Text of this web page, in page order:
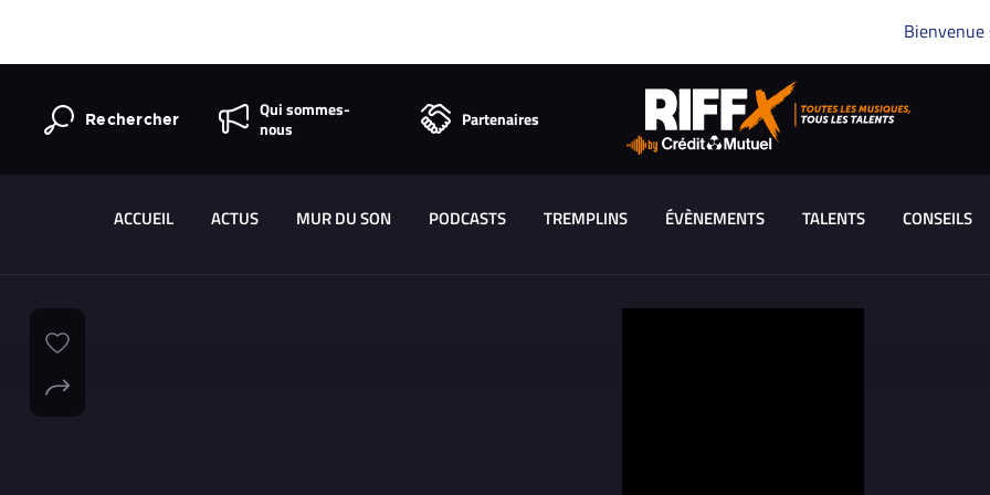
Bienvenue
Rechercher
Qui sommes-
nous
Partenaires
ACCUEIL ACTUS MUR DU SON PODCASTS TREMPLINS ÉVÈNEMENTS TALENTS CONSEILS